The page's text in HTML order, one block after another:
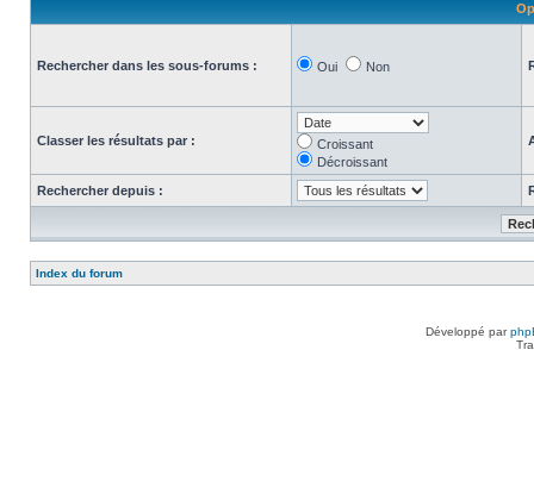
Rechercher dans les sous-forums : Oui Non
Classer les résultats par :
Croissant
Décroissant
Rechercher depuis :
Index du forum
Développé par